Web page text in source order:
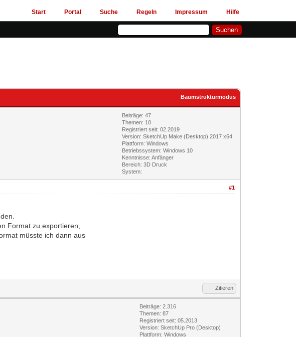
Start Portal Suche Regeln Impressum Hilfe
Baumstrukturmodus
Beiträge: 47
Themen: 10
Registriert seit: 02.2019
Version: SketchUp Make (Desktop) 2017 x64
Plattform: Windows
Betriebssystem: Windows 10
Kenntnisse: Anfänger
Bereich: 3D Druck
System:
#1
Format zu exportieren,
müsste ich dann aus
Zitieren
Beiträge: 2.316
Themen: 87
Registriert seit: 05.2013
Version: SketchUp Pro (Desktop)
Plattform: Windows